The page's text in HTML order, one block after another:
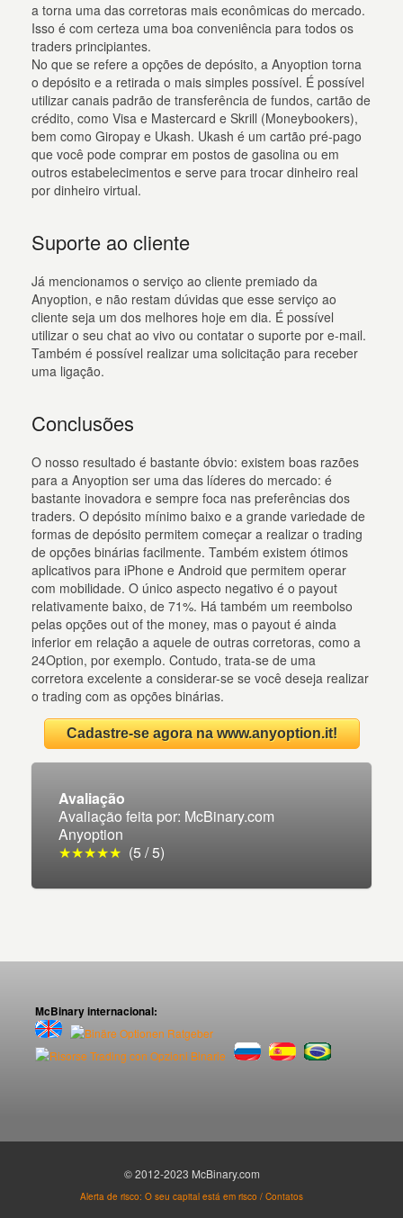
a torna uma das corretoras mais econômicas do mercado.
Isso é com certeza uma boa conveniência para todos os
traders principiantes.
No que se refere a opções de depósito, a Anyoption torna
o depósito e a retirada o mais simples possível. É possível
utilizar canais padrão de transferência de fundos, cartão de
crédito, como Visa e Mastercard e Skrill (Moneybookers),
bem como Giropay e Ukash. Ukash é um cartão pré-pago
que você pode comprar em postos de gasolina ou em
outros estabelecimentos e serve para trocar dinheiro real
por dinheiro virtual.
Suporte ao cliente
Já mencionamos o serviço ao cliente premiado da
Anyoption, e não restam dúvidas que esse serviço ao
cliente seja um dos melhores hoje em dia. É possível
utilizar o seu chat ao vivo ou contatar o suporte por e-mail.
Também é possível realizar uma solicitação para receber
uma ligação.
Conclusões
O nosso resultado é bastante óbvio: existem boas razões
para a Anyoption ser uma das líderes do mercado: é
bastante inovadora e sempre foca nas preferências dos
traders. O depósito mínimo baixo e a grande variedade de
formas de depósito permitem começar a realizar o trading
de opções binárias facilmente. Também existem ótimos
aplicativos para iPhone e Android que permitem operar
com mobilidade. O único aspecto negativo é o payout
relativamente baixo, de 71%. Há também um reembolso
pelas opções out of the money, mas o payout é ainda
inferior em relação a aquele de outras corretoras, como a
24Option, por exemplo. Contudo, trata-se de uma
corretora excelente a considerar-se se você deseja realizar
o trading com as opções binárias.
Cadastre-se agora na www.anyoption.it!
Avaliação
Avaliação feita por: McBinary.com
Anyoption
★★★★★ (5 / 5)
McBinary internacional:
© 2012-2023 McBinary.com
Alerta de risco: O seu capital está em risco / Contatos